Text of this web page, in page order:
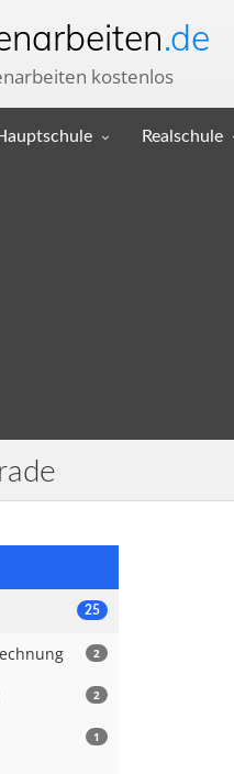
.de
kostenlos
Realschule
25
2
2
1